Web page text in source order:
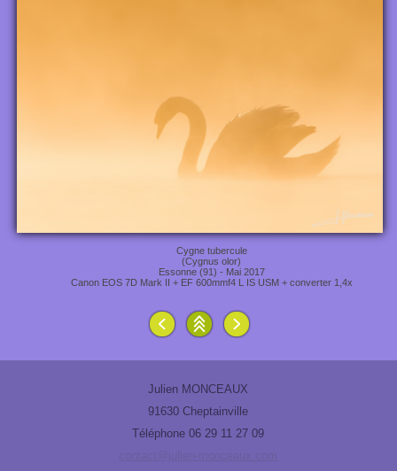
Cygne tubercule
(Cygnus olor)
Essonne (91) - Mai 2017
Canon EOS 7D Mark II + EF 600mmf4 L IS USM + converter 1,4x
Julien MONCEAUX
91630 Cheptainville
Téléphone 06 29 11 27 09
contact@julien-monceaux.com